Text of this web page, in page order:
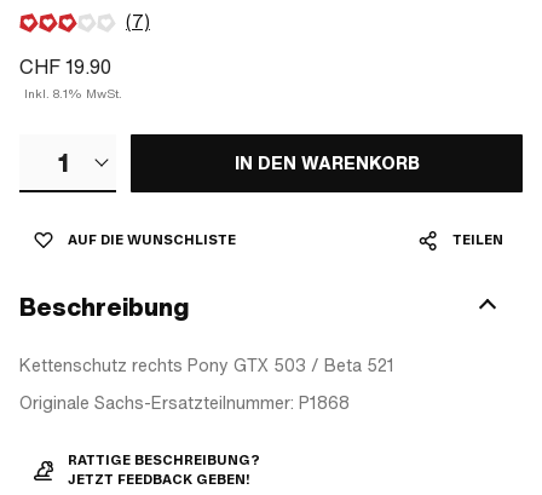
(7)
CHF 19.90
Inkl. 8.1% MwSt.
1 IN DEN WARENKORB
AUF DIE WUNSCHLISTE TEILEN
Beschreibung
Kettenschutz rechts Pony GTX 503 / Beta 521
Originale Sachs-Ersatzteilnummer: P1868
RATTIGE BESCHREIBUNG?
JETZT FEEDBACK GEBEN!